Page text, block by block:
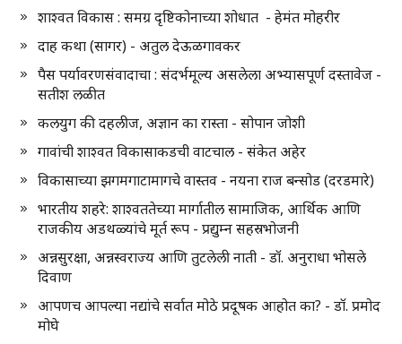
शाश्वत विकास : समग्र दृष्टिकोनाच्या शोधात - हेमंत मोहरीर
दाह कथा (सागर) - अतुल देऊळगावकर
पैस पर्यावरणसंवादाचा : संदर्भमूल्य असलेला अभ्यासपूर्ण दस्तावेज -
सतीश लळीत
कलयुग की दहलीज, अज्ञान का रास्ता - सोपान जोशी
गावांची शाश्वत विकासाकडची वाटचाल - संकेत अहेर
विकासाच्या झगमगाटामागचे वास्तव - नयना राज बन्सोड (दरडमारे)
भारतीय शहरे: शाश्वततेच्या मार्गातील सामाजिक, आर्थिक आणि
राजकीय अडथळ्यांचे मूर्त रूप - प्रद्युम्न सहस्रभोजनी
अन्नसुरक्षा, अन्नस्वराज्य आणि तुटलेली नाती - डॉ. अनुराधा भोसले
दिवाण
आपणच आपल्या नद्यांचे सर्वात मोठे प्रदूषक आहोत का? - डॉ. प्रमोद
मोघे